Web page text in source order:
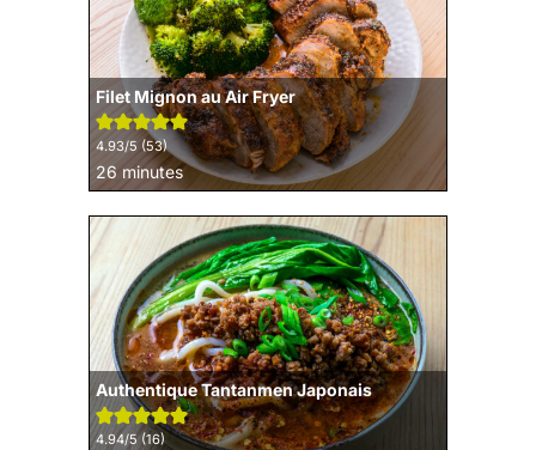
Filet Mignon au Air Fryer
4.93/5 (53)
26 minutes
minutes
Authentique Tantanmen Japonais
4.94/5 (16)